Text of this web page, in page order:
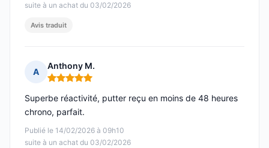
suite à un achat du 03/02/2026
Avis traduit
A
Anthony M.
Note : 5 sur 5
Publié le 14/02/2026 à 09h10
suite à un achat du 03/02/2026
Superbe réactivité, putter reçu en moins de 48 heures
chrono, parfait.